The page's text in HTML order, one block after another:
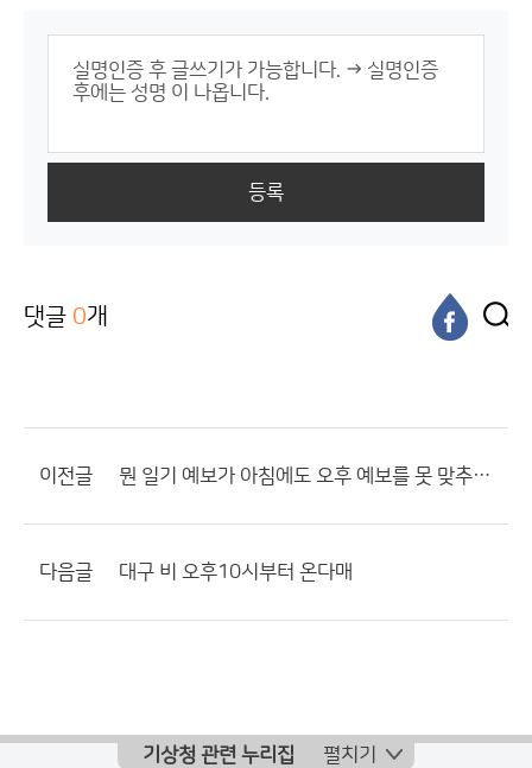
등록
댓글 0개
이전글 뭔 일기 예보가 아침에도 오후 예보를 못 맞추나요??
다음글 대구 비 오후10시부터 온다매
기상청 관련 누리집 펼치기